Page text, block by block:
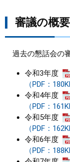
審議の概要
過去の懇話会の
令和3年度
（PDF：
令和4年度
（PDF：
令和5年度
（PDF：
令和6年度
（PDF：